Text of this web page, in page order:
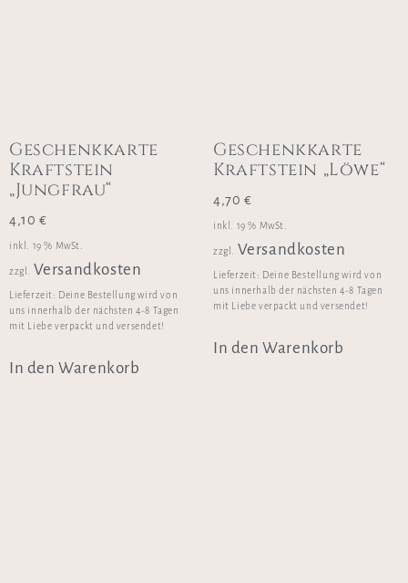
Geschenkkarte
Kraftstein
„Jungfrau“
4,10 €
inkl. 19 % MwSt.
zzgl. Versandkosten
Lieferzeit: Deine Bestellung wird von
uns innerhalb der nächsten 4-8 Tagen
mit Liebe verpackt und versendet!
In den Warenkorb
Geschenkkarte
Kraftstein „Löwe“
4,70 €
inkl. 19 % MwSt.
zzgl. Versandkosten
Lieferzeit: Deine Bestellung wird von
uns innerhalb der nächsten 4-8 Tagen
mit Liebe verpackt und versendet!
In den Warenkorb